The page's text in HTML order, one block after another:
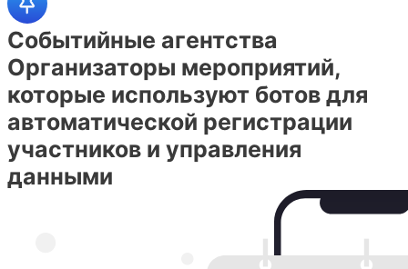
Событийные агентства
Организаторы мероприятий,
которые используют ботов для
автоматической регистрации
участников и управления
данными